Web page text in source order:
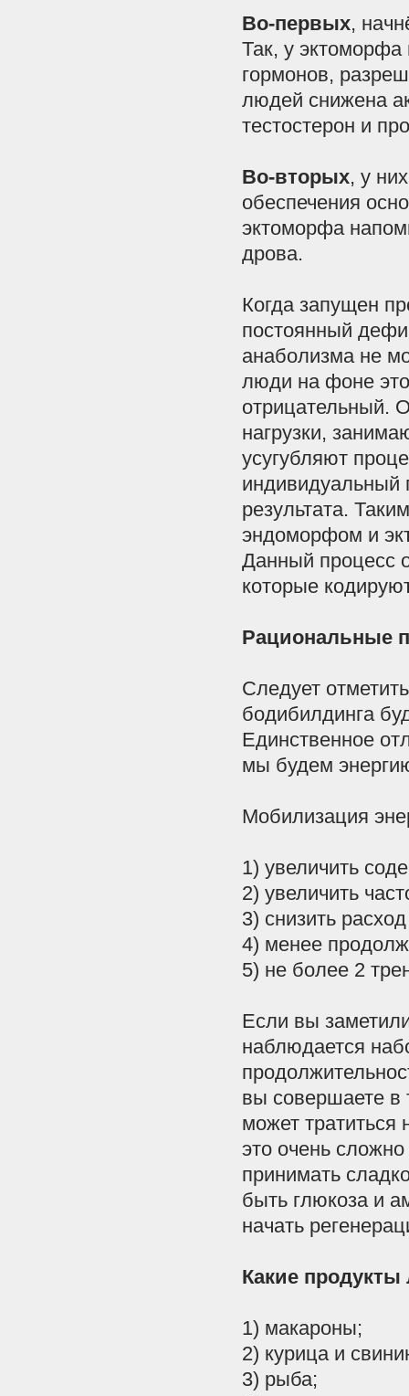
Во-первых,
Так, у эктоморфа
гормонов,
людей снижена
тестостерон и
Во-вторых, у них
обеспечения
эктоморфа
дрова.
Когда запущен
постоянный
анаболизма не
люди на фоне
отрицательный.
нагрузки,
усугубляют
индивидуальный
результата. Таким
эндоморфом и
Данный процесс
которые
Рациональные
Следует отметить
бодибилдинга
Единственное
мы будем
Мобилизация
1) увеличить
2) увеличить
3) снизить расход
4) менее
5) не более 2
Если вы
наблюдается
вы совершаете в
может тратиться
это очень сложно
принимать
быть глюкоза и
начать
Какие продукты
1) макароны;
2) курица и
3) рыба;